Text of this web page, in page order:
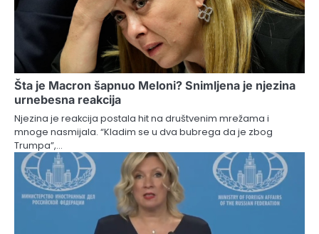
Šta je Macron šapnuo Meloni? Snimljena je njezina
urnebesna reakcija
Njezina je reakcija postala hit na društvenim mrežama i
mnoge nasmijala. “Kladim se u dva bubrega da je zbog
Trumpa”,…